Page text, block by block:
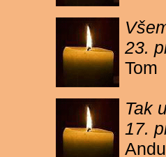
23.
Tom
Tak
17.